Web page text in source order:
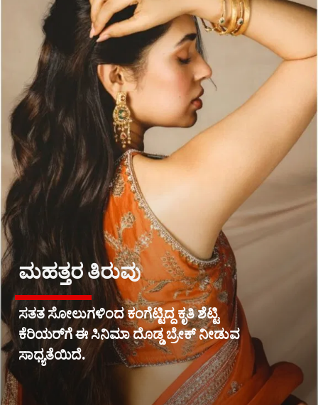
ಮಹತ್ತರ ತಿರುವು
ಸತತ ಸೋಲುಗಳಿಂದ ಕಂಗೆಟ್ಟಿದ್ದ ಕೃತಿ ಶೆಟ್ಟಿ
ಕೆರಿಯರ್‌ಗೆ ಈ ಸಿನಿಮಾ ದೊಡ್ಡ ಬ್ರೇಕ್ ನೀಡುವ
ಸಾಧ್ಯತೆಯಿದೆ.